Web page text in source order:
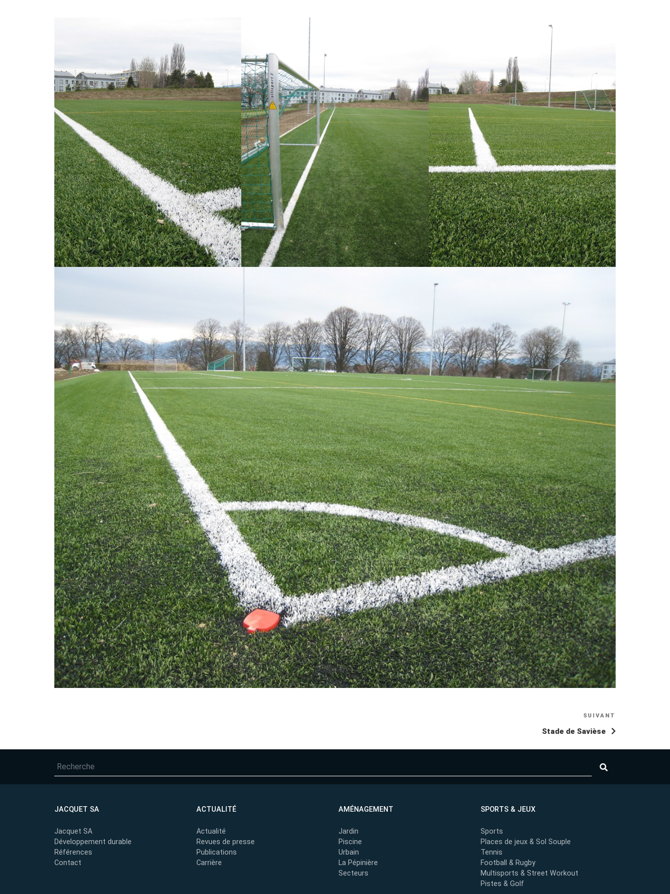
L’ARTICLE
suivant
SUIVANT
Stade de Savièse
JACQUET SA
Jacquet SA
Développement durable
Références
Contact
ACTUALITÉ
Actualité
Revues de presse
Publications
Carrière
AMÉNAGEMENT
Jardin
Piscine
Urbain
La Pépinière
Secteurs
SPORTS & JEUX
Sports
Places de jeux & Sol Souple
Tennis
Football & Rugby
Multisports & Street Workout
Pistes & Golf